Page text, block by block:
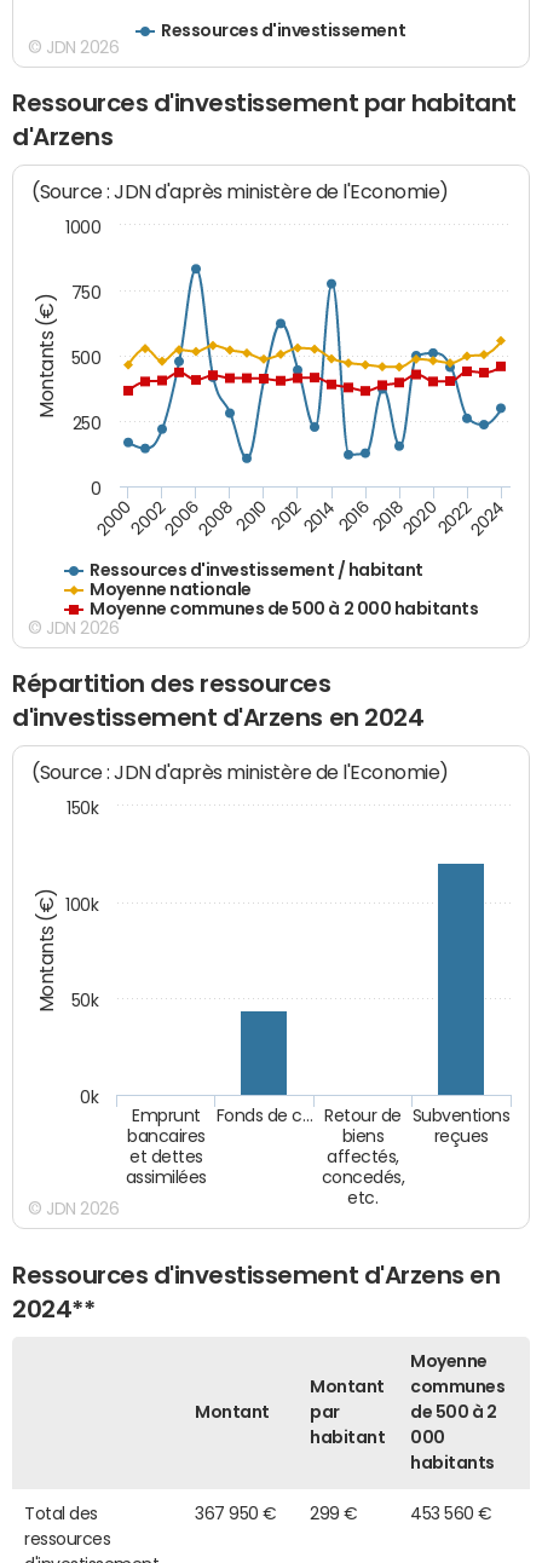
Ressources d'investissement
© JDN 2026
Ressources d'investissement par habitant
d'Arzens
Montants (€)
(Source : JDN d'après ministère de l'Economie)
Ressources d'investissement / habitant
Moyenne nationale
Moyenne communes de 500 à 2 000 habitants
200020022006200820102012201420162018202020222024
0
250
500
750
1000
© JDN 2026
Répartition des ressources
d'investissement d'Arzens en 2024
Montants (€)
(Source : JDN d'après ministère de l'Economie)
Emprunt
bancaires
et dettes
assimilées
Fonds de c…
Retour de
biens
affectés,
concedés,
etc.
Subventions
reçues
0k
50k
100k
150k
© JDN 2026
Ressources d'investissement d'Arzens en
2024**
Montant
Montant
par
habitant
Moyenne
communes
de 500 à 2
000
habitants
Total des
ressources
367 950 € 299 € 453 560 €